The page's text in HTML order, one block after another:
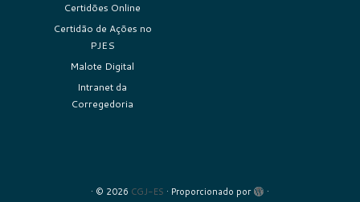
Certidões Online
Certidão de Ações no
PJES
Malote Digital
Intranet da
Corregedoria
· © 2026 CGJ-ES · Proporcionado por ·